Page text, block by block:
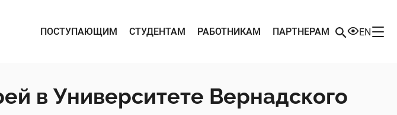
ПОСТУПАЮЩИМ СТУДЕНТАМ РАБОТНИКАМ ПАРТНЕРАМ EN
в Университете Вернадского